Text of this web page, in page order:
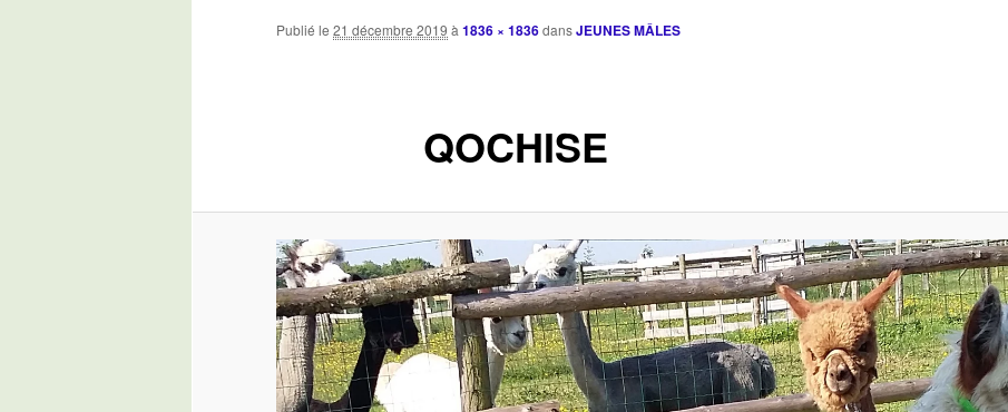
QOCHISE
Publié le 21 décembre 2019 à1836 × 1836dansJEUNES MÂLES